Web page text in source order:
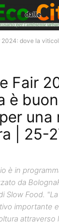
2024: dove la
Fair
è buon
una
| 25-
è in
da
Slow Food.
importante